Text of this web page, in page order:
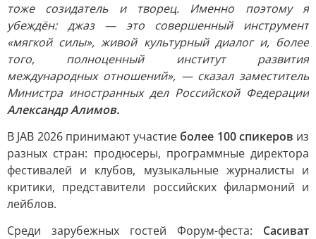
тоже созидатель и творец. Именно поэтому я
убеждён: джаз — это совершенный инструмент
«мягкой силы», живой культурный диалог и, более
того, полноценный институт развития
международных отношений», — сказал заместитель
Министра иностранных дел Российской Федерации
Александр Алимов.
В JAB 2026 принимают участиеболее 100 спикеров из
разных стран: продюсеры, программные директора
фестивалей и клубов, музыкальные журналисты и
критики, представители российских филармоний и
лейблов.
Среди зарубежных гостей Форум-феста: Сасиват